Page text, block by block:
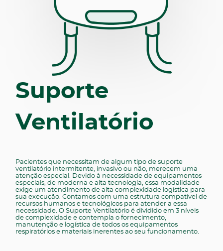
Suporte
Ventilatório
Pacientes que necessitam de algum tipo de suporte
ventilatório intermitente, invasivo ou não, merecem uma
atenção especial. Devido à necessidade de equipamentos
especiais, de moderna e alta tecnologia, essa modalidade
exige um atendimento de alta complexidade logística para
sua execução. Contamos com uma estrutura compatível de
recursos humanos e tecnológicos para atender a essa
necessidade. O Suporte Ventilatório é dividido em 3 níveis
de complexidade e contempla o fornecimento,
manutenção e logística de todos os equipamentos
respiratórios e materiais inerentes ao seu funcionamento.